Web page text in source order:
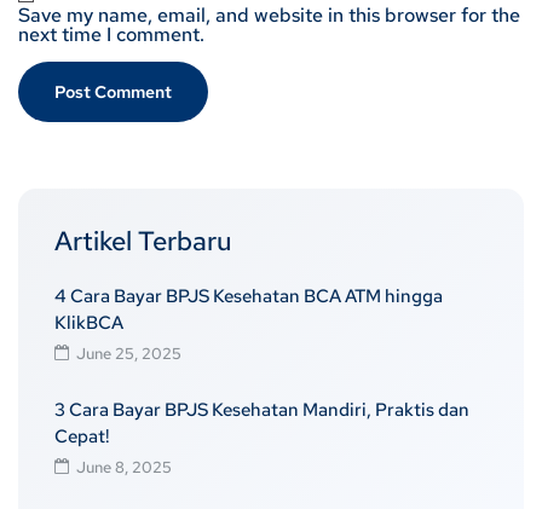
Save my name, email, and website in this browser for the
next time I comment.
Artikel Terbaru
4 Cara Bayar BPJS Kesehatan BCA ATM hingga
KlikBCA
June 25, 2025
3 Cara Bayar BPJS Kesehatan Mandiri, Praktis dan
Cepat!
June 8, 2025